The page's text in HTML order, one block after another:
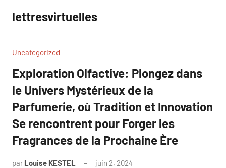
contenu
lettresvirtuelles
Uncategorized
Exploration Olfactive: Plongez dans
le Univers Mystérieux de la
Parfumerie, où Tradition et Innovation
Se rencontrent pour Forger les
Fragrances de la Prochaine Ère
par Louise KESTEL juin 2, 2024